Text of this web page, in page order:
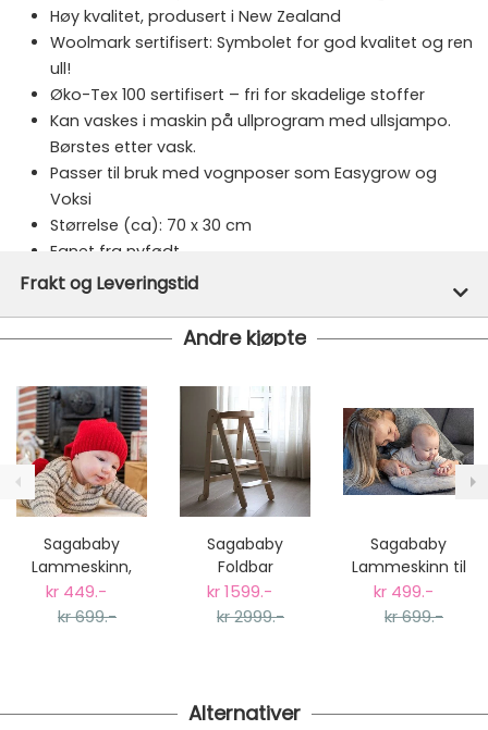
Høy kvalitet, produsert i New Zealand
Woolmark sertifisert: Symbolet for god kvalitet og ren
ull!
Øko-Tex 100 sertifisert – fri for skadelige stoffer
Kan vaskes i maskin på ullprogram med ullsjampo.
Børstes etter vask.
Passer til bruk med vognposer som Easygrow og
Voksi
Størrelse (ca): 70 x 30 cm
Egnet fra nyfødt
Produsent av svenske BOZZ, for Sagababy
Merke:Sagababy
Varenummer:49705
Frakt og Leveringstid
På lager hos oss - klar for utsendelse innen 24 timer
fraktprisen fra kr 79.-
Ekspressfrakt med Bring Express og Widerøe koster
fra kr 129 - og dersom dette er tilgjengelig på ditt
postnummer vil du få det som et alternativ i kassen.
Gjennomsnittlig leveringstid hos Mimmis er en til tre
Vi har fri retur ved bytte.
Andre kjøpte
Sagababy
Lammeskinn,
Natur
kr 449.-
kr 699.-
Sagababy
Foldbar
Kjøkkenhjelper -
Natur
kr 1599.-
kr 2999.-
Sagababy
Lammeskinn til
Vogn, Grå
kr 499.-
kr 699.-
Alternativer